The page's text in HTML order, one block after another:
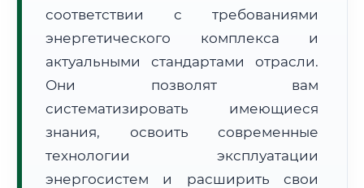
соответствии с требованиями
энергетического комплекса и
актуальными стандартами отрасли.
Они позволят вам
систематизировать имеющиеся
знания, освоить современные
технологии эксплуатации
энергосистем и расширить свои